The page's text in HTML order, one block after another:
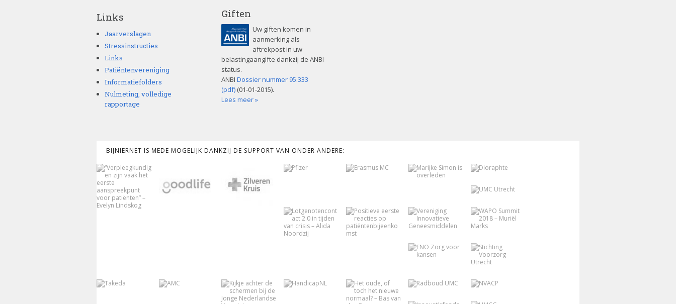
Links
Jaarverslagen
Stressinstructies
Links
Patiëntenvereniging
Informatiefolders
Nulmeting, volledige
rapportage
Giften
Uw giften komen in
aanmerking als
aftrekpost in uw
belastingaangifte dankzij de ANBI
status.
ANBI Dossier nummer 95.333
(pdf) (01-01-2015).
Lees meer »
BIJNIERNET IS MEDE MOGELIJK DANKZIJ DE SUPPORT VAN ONDER ANDERE: